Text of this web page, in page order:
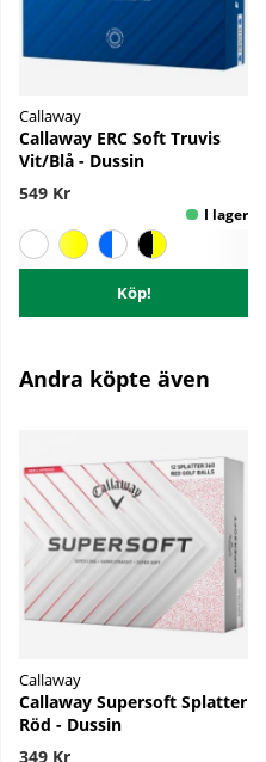
Callaway
Callaway ERC Soft Truvis
Vit/Blå - Dussin
549 Kr
Köp!
Andra köpte även
Callaway
Callaway Supersoft Splatter
Röd - Dussin
349 Kr